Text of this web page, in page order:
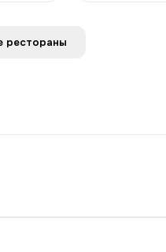
Показать все рестораны